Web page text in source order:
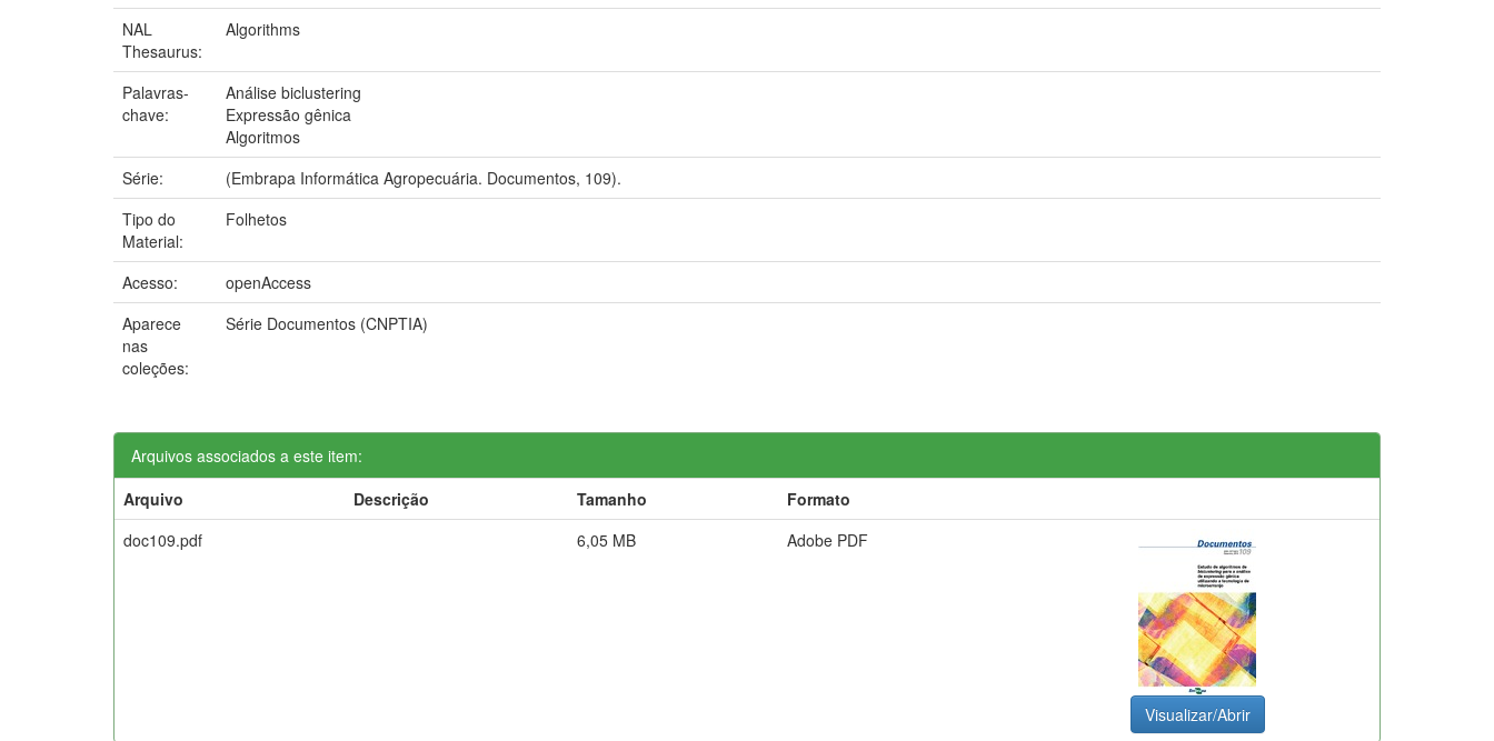
NAL
Thesaurus:
Algorithms
Palavras-
chave:
Análise biclustering
Expressão gênica
Algoritmos
Série:
(Embrapa Informática Agropecuária. Documentos, 109).
Tipo do
Material:
Folhetos
Acesso:
openAccess
Aparece
nas
coleções:
Série Documentos (CNPTIA)
Arquivos associados a este item:
Arquivo
Descrição Tamanho
Formato
doc109.pdf
6,05 MB Adobe PDF
Visualizar/Abrir